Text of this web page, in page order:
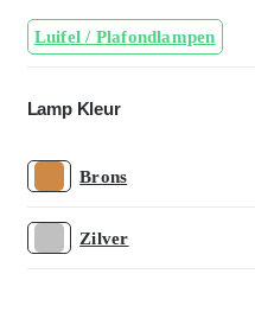
Luifel / Plafondlampen
Lamp Kleur
Brons
Zilver